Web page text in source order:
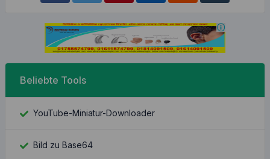
Beliebte Tools
YouTube-Miniatur-Downloader
Bild zu Base64